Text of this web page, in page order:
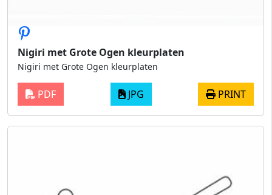
Nigiri met Grote Ogen kleurplaten
Nigiri met Grote Ogen kleurplaten
PDF JPG PRINT